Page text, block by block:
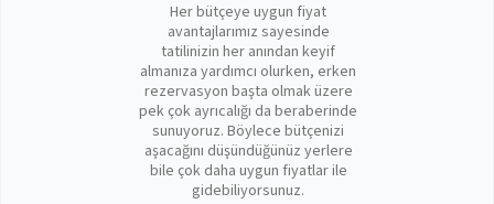
Her bütçeye uygun fiyat
avantajlarımız sayesinde
tatilinizin her anından keyif
almanıza yardımcı olurken, erken
rezervasyon başta olmak üzere
pek çok ayrıcalığı da beraberinde
sunuyoruz. Böylece bütçenizi
aşacağını düşündüğünüz yerlere
bile çok daha uygun fiyatlar ile
gidebiliyorsunuz.